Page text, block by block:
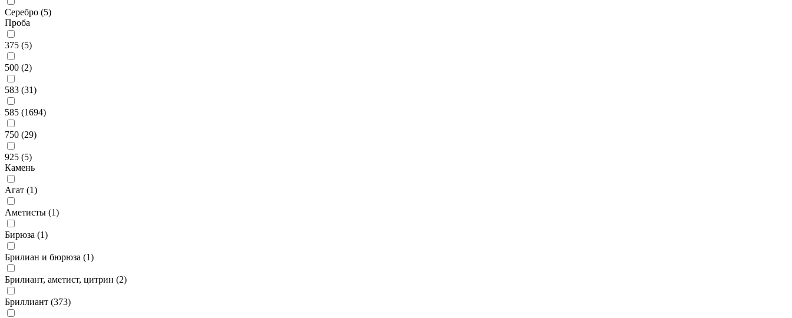
Серебро (5)
Проба
375 (5)
500 (2)
583 (31)
585 (1694)
750 (29)
925 (5)
Камень
Агат (1)
Аметисты (1)
Бирюза (1)
Брилиан и бюрюза (1)
Брилиант, аметист, цитрин (2)
Бриллиант (373)